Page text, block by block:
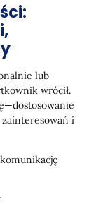
lub
wrócił.
i